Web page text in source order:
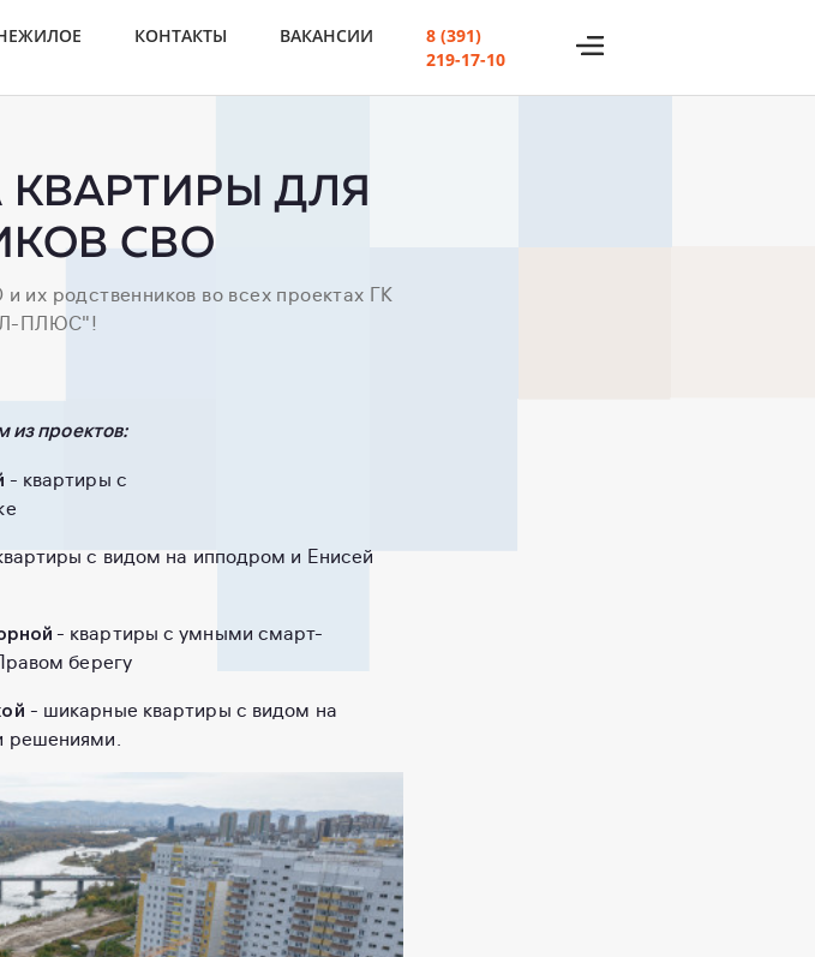
КОНТАКТЫ ВАКАНСИИ
8 (391)
219-17-10
ДЛЯ
СВО
их родственников во всех проектах ГК
ПЛЮС"!
из проектов:
- квартиры с
с видом на ипподром и Енисей
- квартиры с умными смарт-
берегу
- шикарные квартиры с видом на
решениями.